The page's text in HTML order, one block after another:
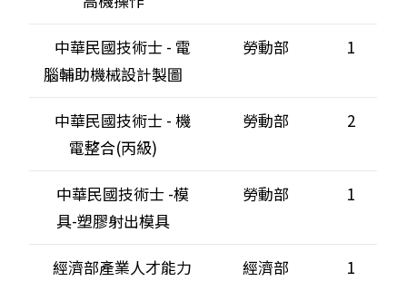
中華民國技術士 - 電
腦輔助機械設計製圖
勞動部 1
中華民國技術士 - 機
電整合(丙級)
勞動部 2
中華民國技術士 -模
具-塑膠射出模具
勞動部 1
經濟部產業人才能力
經濟部 1